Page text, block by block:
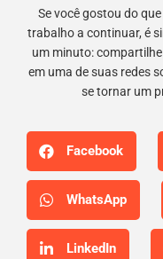
Se você gostou do
trabalho a continuar, é
um minuto:
em uma de suas redes
se tornar um
Facebook
WhatsApp
LinkedIn